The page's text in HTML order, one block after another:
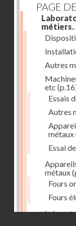
PAGE
métiers.
Autres
etc
Essais
Autres
métaux
Essai
métaux
Fours
Fours